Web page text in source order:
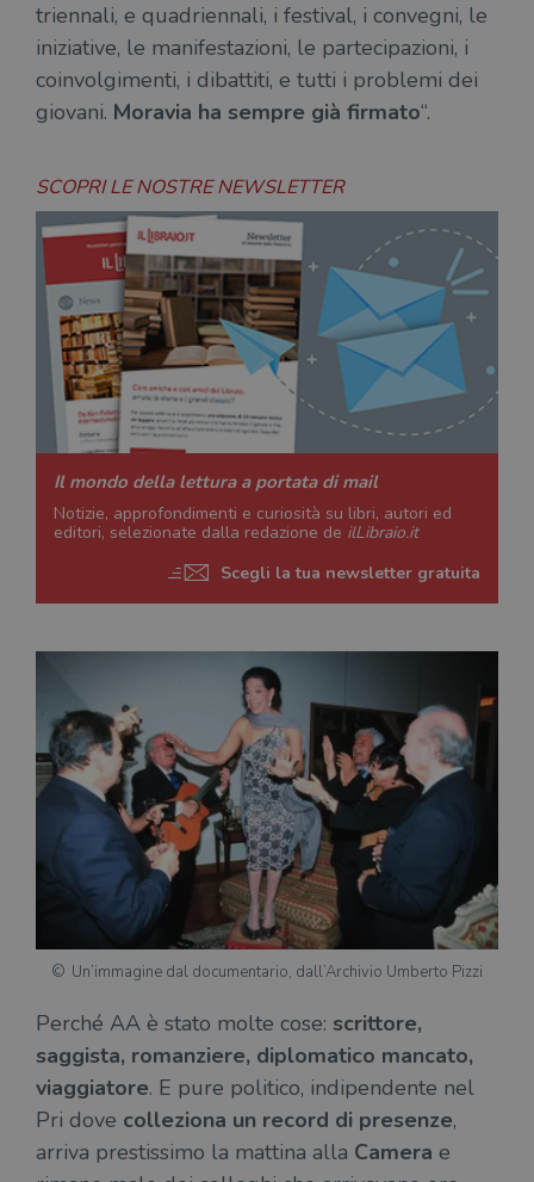
triennali, e quadriennali, i festival, i convegni, le
iniziative, le manifestazioni, le partecipazioni, i
coinvolgimenti, i dibattiti, e tutti i problemi dei
giovani. Moravia ha sempre già firmato“.
SCOPRI LE NOSTRE NEWSLETTER
Il mondo della lettura a portata di mail
Notizie, approfondimenti e curiosità su libri, autori ed
editori, selezionate dalla redazione de ilLibraio.it
Scegli la tua newsletter gratuita
Un’immagine dal documentario, dall’Archivio Umberto Pizzi
Perché AA è stato molte cose: scrittore,
saggista, romanziere, diplomatico mancato,
viaggiatore. E pure politico, indipendente nel
Pri dove colleziona un record di presenze,
arriva prestissimo la mattina alla Camera e